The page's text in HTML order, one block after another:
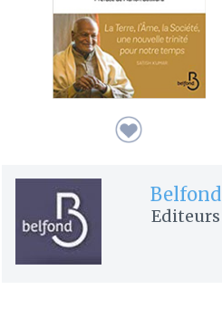
Belfond
Editeurs